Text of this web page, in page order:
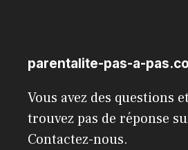
parentalite-pas-a-
Vous avez des questions
trouvez pas de réponse
Contactez-nous.